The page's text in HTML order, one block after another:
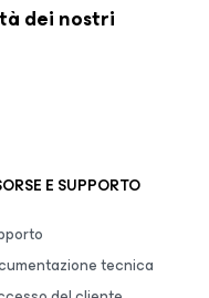
dei nostri
E SUPPORTO
tecnica